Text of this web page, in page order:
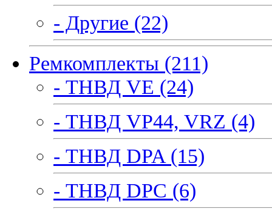
- Другие (22)
Ремкомплекты (211)
- ТНВД VE (24)
- ТНВД VP44, VRZ (4)
- ТНВД DPA (15)
- ТНВД DPC (6)